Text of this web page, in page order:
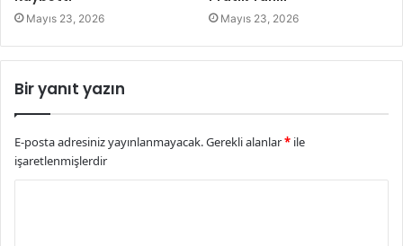
Mayıs 23, 2026 Mayıs 23, 2026
Bir yanıt yazın
E-posta adresiniz yayınlanmayacak.Gerekli alanlar* ile
işaretlenmişlerdir